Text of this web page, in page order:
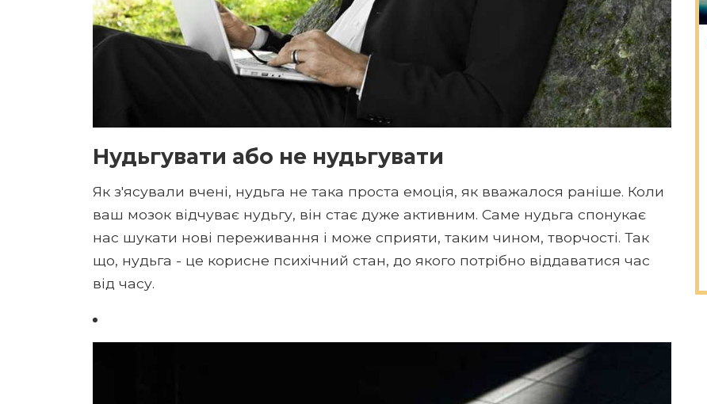
Нудьгувати або не нудьгувати
Як з'ясували вчені, нудьга не така проста емоція, як вважалося раніше. Коли
ваш мозок відчуває нудьгу, він стає дуже активним. Саме нудьга спонукає
нас шукати нові переживання і може сприяти, таким чином, творчості. Так
що, нудьга - це корисне психічний стан, до якого потрібно віддаватися час
від часу.